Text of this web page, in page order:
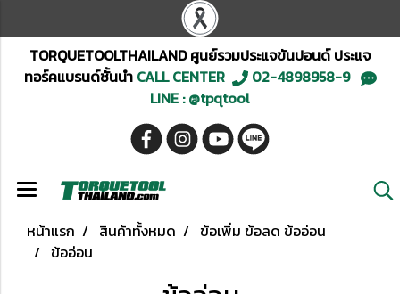
TORQUETOOLTHAILAND ศูนย์รวมประแจขันปอนด์ ประแจ
ทอร์คแบรนด์ชั้นนำCALL CENTER
02-4898958-9
LINE : @tpqtool
หน้าแรก สินค้าทั้งหมด
ข้อเพิ่ม ข้อลด ข้ออ่อน
ข้ออ่อน